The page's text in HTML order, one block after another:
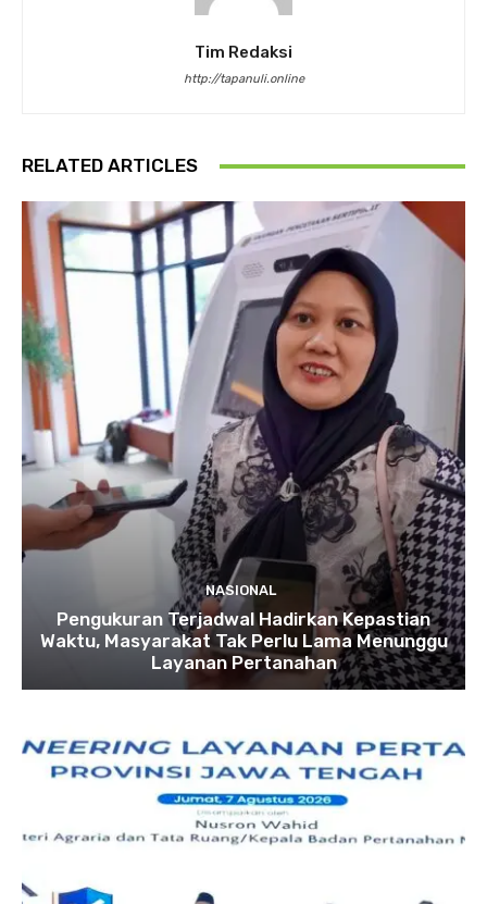
Tim Redaksi
http://tapanuli.online
RELATED ARTICLES
NASIONAL
Pengukuran Terjadwal Hadirkan Kepastian
Waktu, Masyarakat Tak Perlu Lama Menunggu
Layanan Pertanahan